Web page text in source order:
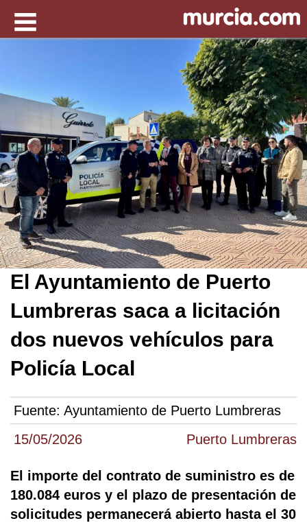
15/05/2026 Puerto Lumbreras
El Ayuntamiento de Puerto
Lumbreras saca a licitación
dos nuevos vehículos para
Policía Local
Fuente: Ayuntamiento de Puerto Lumbreras
El importe del contrato de suministro es de
180.084 euros y el plazo de presentación de
solicitudes permanecerá abierto hasta el 30